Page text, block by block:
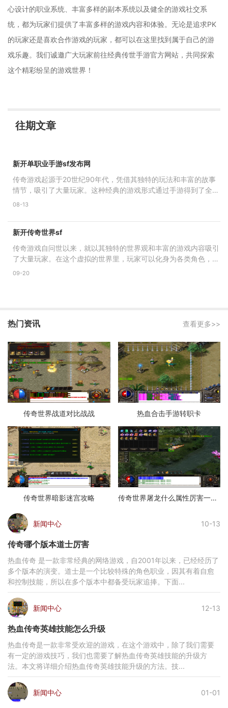
心设计的职业系统、丰富多样的副本系统以及健全的游戏社交系
统，都为玩家们提供了丰富多样的游戏内容和体验。无论是追求PK
的玩家还是喜欢合作游戏的玩家，都可以在这里找到属于自己的游
戏乐趣。我们诚邀广大玩家前往经典传世手游官方网站，共同探索
这个精彩纷呈的游戏世界！
往期文章
新开单职业手游sf发布网
传奇游戏起源于20世纪90年代，凭借其独特的玩法和丰富的故事
情节，吸引了大量玩家。这种经典的游戏形式通过手游得到了全新
的诠释。在新开单职业手游
08-13
新开传奇世界sf
传奇游戏自问世以来，就以其独特的世界观和丰富的游戏内容吸引
了大量玩家。在这个虚拟的世界里，玩家可以化身为各类角色，体
验战斗的快感、探索未
09-20
热门资讯 查看更多>>
传奇世界战道对比战战 热血合击手游转职卡
传奇世界暗影迷宫攻略 传奇世界屠龙什么属性厉害一点啊
新闻中心 10-13
传奇哪个版本道士厉害
热血传奇 是一款非常经典的网络游戏，自2001年以来，已经经历了
多个版本的演变。道士是一个比较特殊的角色职业，因其有着自愈
和控制技能，所以在多个版本中都备受玩家追捧。下面...
新闻中心 12-13
热血传奇英雄技能怎么升级
热血传奇是一款非常受欢迎的游戏，在这个游戏中，除了我们需要
有一定的游戏技巧，我们也需要了解热血传奇英雄技能的升级方
法。本文将详细介绍热血传奇英雄技能升级的方法。技...
新闻中心 01-01